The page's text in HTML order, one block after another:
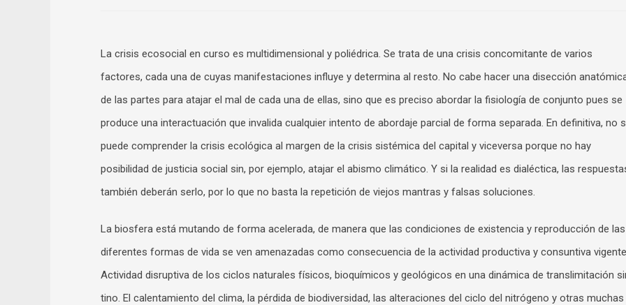
La crisis ecosocial en curso es multidimensional y poliédrica. Se trata de una crisis concomitante de varios
factores, cada una de cuyas manifestaciones influye y determina al resto. No cabe hacer una disección
de las partes para atajar el mal de cada una de ellas, sino que es preciso abordar la fisiología de conjunto pues se
produce una interactuación que invalida cualquier intento de abordaje parcial de forma separada. En definitiva, no
puede comprender la crisis ecológica al margen de la crisis sistémica del capital y viceversa porque no hay
posibilidad de justicia social sin, por ejemplo, atajar el abismo climático. Y si la realidad es dialéctica, las
también deberán serlo, por lo que no basta la repetición de viejos mantras y falsas soluciones.
La biosfera está mutando de forma acelerada, de manera que las condiciones de existencia y reproducción de las
diferentes formas de vida se ven amenazadas como consecuencia de la actividad productiva y consuntiva
Actividad disruptiva de los ciclos naturales físicos, bioquímicos y geológicos en una dinámica de translimitación
tino. El calentamiento del clima, la pérdida de biodiversidad, las alteraciones del ciclo del nitrógeno y otras muchas